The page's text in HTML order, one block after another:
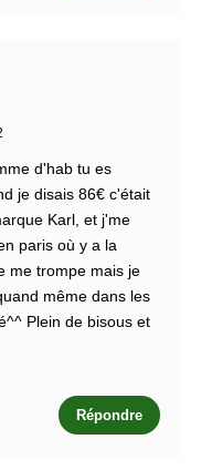
d'hab tu es
je disais 86€ c'était
Karl, et j'me
paris où y a la
me trompe mais je
même dans les
Plein de bisous et
Répondre